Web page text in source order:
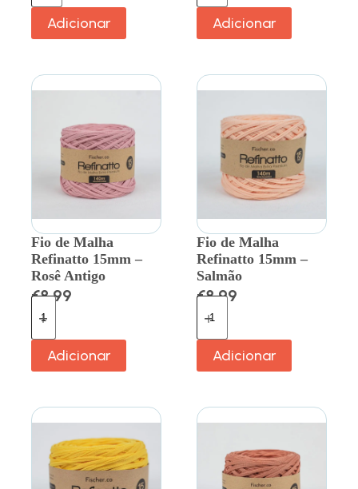
Adicionar Adicionar
Fio de Malha
Refinatto 15mm –
Rosê Antigo
€8.99
Adicionar
Fio de Malha
Refinatto 15mm –
Salmão
€8.99
Adicionar